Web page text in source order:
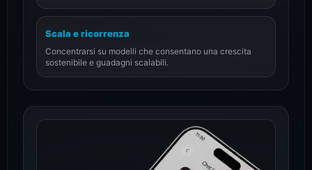
Scala e ricorrenza
Concentrarsi su modelli che consentano una crescita
sostenibile e guadagni scalabili.